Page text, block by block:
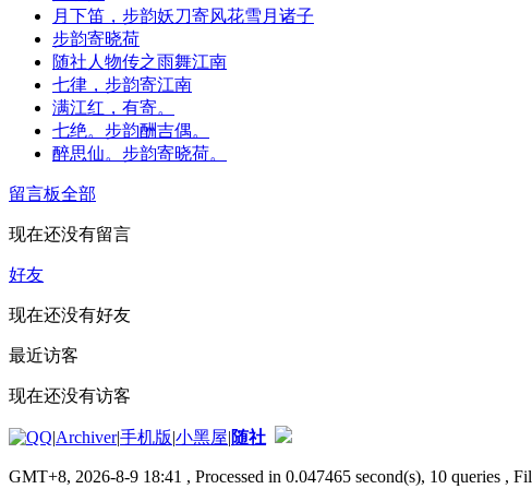
月下笛，步韵妖刀寄风花雪月诸子
步韵寄晓荷
随社人物传之雨舞江南
七律，步韵寄江南
满江红，有寄。
七绝。步韵酬吉偶。
醉思仙。步韵寄晓荷。
留言板全部
现在还没有留言
好友
现在还没有好友
最近访客
现在还没有访客
|Archiver|手机版|小黑屋|随社
GMT+8, 2026-8-9 18:41 , Processed in 0.047465 second(s), 10 queries ,